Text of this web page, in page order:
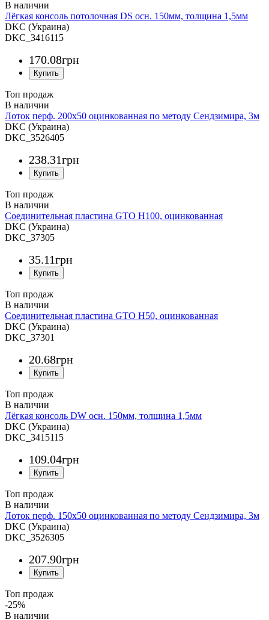
Лёгкая консоль потолочная DS осн. 150мм, толщина 1,5мм
DKC (Украина)
DKC_3416115
170.08грн
Топ продаж
Лоток перф. 200х50 оцинкованная по методу Сендзимира, 3м
DKC (Украина)
DKC_3526405
238.31грн
Топ продаж
Соединительная пластина GTO H100, оцинкованная
DKC (Украина)
DKC_37305
35.11грн
Топ продаж
Соединительная пластина GTO H50, оцинкованная
DKC (Украина)
DKC_37301
20.68грн
Топ продаж
Лёгкая консоль DW осн. 150мм, толщина 1,5мм
DKC (Украина)
DKC_3415115
109.04грн
Топ продаж
Лоток перф. 150х50 оцинкованная по методу Сендзимира, 3м
DKC (Украина)
DKC_3526305
207.90грн
Топ продаж
-25%